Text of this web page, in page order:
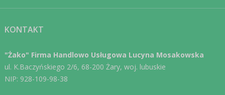
KONTAKT
"Żako" Firma Handlowo Usługowa Lucyna Mosakowska
ul. K.Baczyńskiego 2/6, 68-200 Żary, woj. lubuskie
NIP: 928-109-98-38